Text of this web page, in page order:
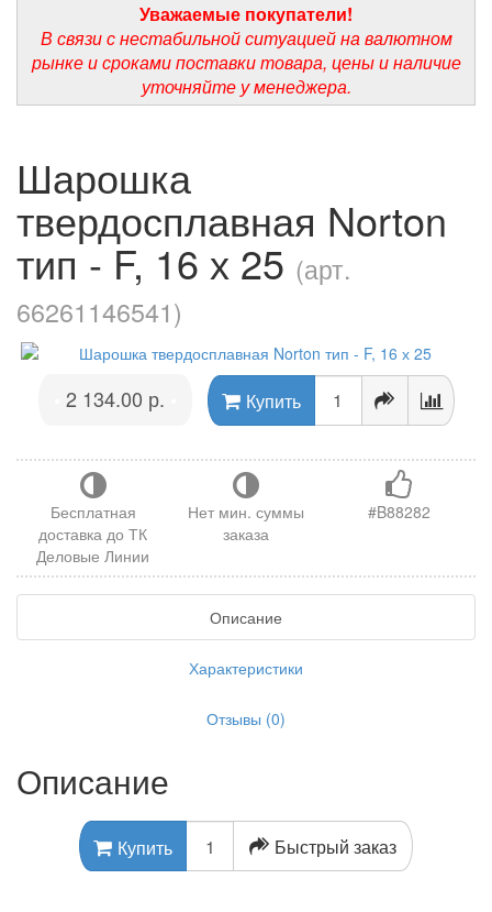
Уважаемые покупатели!
В связи с нестабильной ситуацией на валютном
рынке и сроками поставки товара, цены и наличие
уточняйте у менеджера.
Шарошка
твердосплавная Norton
тип - F, 16 х 25 (арт.
66261146541)
2 134.00 р. Купить
Бесплатная
доставка до ТК
Деловые Линии
Нет мин. суммы
заказа
#B88282
Описание
Характеристики
Отзывы (0)
Описание
Купить Быстрый заказ